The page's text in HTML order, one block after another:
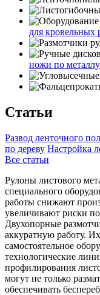
для кровельных
ножи по металлу
Статьи
Развод ленточного
по дереву Настройка
Все статьи
Рулоны листового
специального
работы снижают
увеличивают риски
Двухопорные
аккуратную работу.
самостоятельное
технологические
профилирования
могут не только
обеспечивать